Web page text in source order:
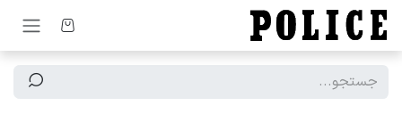
صرف نظر و مشاهده محتوا